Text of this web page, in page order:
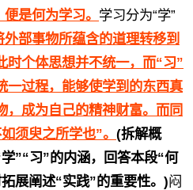
是何为学习。 学习分为“学”
外部事物所蕴含的道理转移到
时个体思想并不统一，而“习”
一过程，能够使学到的东西真
，成为自己的精神财富。而同
须臾之所学也”。 (拆解概
”“习”的内涵，回答本段“何
展阐述“实践”的重要性。)闷